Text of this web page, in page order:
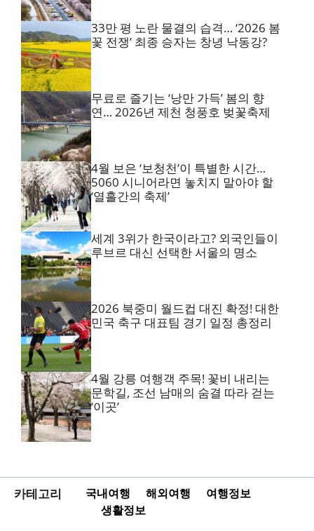
33만 평 노란 물결의 습격… ‘2026 봄
꽃 전쟁’ 최종 승자는 창녕 낙동강?
무료로 즐기는 ‘낭만 가득’ 봄의 향
연… 2026년 제천 청풍호 벚꽃축제
4월 보은 ‘보청천’이 특별한 시간…
5060 시니어라면 놓치지 말아야 할
‘열흘간의 축제’
세계 3위가 한국이라고? 외국인들이
루브르 대신 선택한 서울의 명소
2026 북중미 월드컵 대진 확정! 대한
민국 축구 대표팀 경기 일정 총정리
4월 강릉 여행객 주목! 꽃비 내리는
문학길, 조선 남매의 숨결 따라 걷는
‘이곳’
카테고리 국내여행 해외여행
여행정보
생활정보